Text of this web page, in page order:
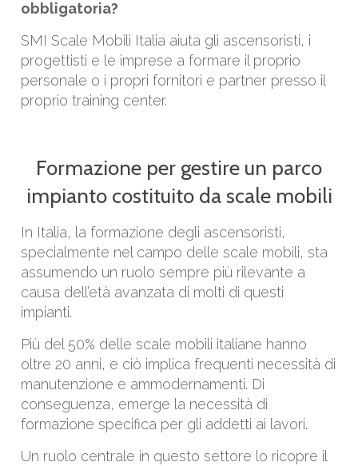
obbligatoria?
SMI Scale Mobili Italia aiuta gli ascensoristi, i
progettisti e le imprese a formare il proprio
personale o i propri fornitori e partner presso il
proprio training center.
Formazione per gestire un parco
impianto costituito da scale mobili
In Italia, la formazione degli ascensoristi,
specialmente nel campo delle scale mobili, sta
assumendo un ruolo sempre più rilevante a
causa dell’età avanzata di molti di questi
impianti.
Più del 50% delle scale mobili italiane hanno
oltre 20 anni, e ciò implica frequenti necessità di
manutenzione e ammodernamenti. Di
conseguenza, emerge la necessità di
formazione specifica per gli addetti ai lavori.
Un ruolo centrale in questo settore lo ricopre il